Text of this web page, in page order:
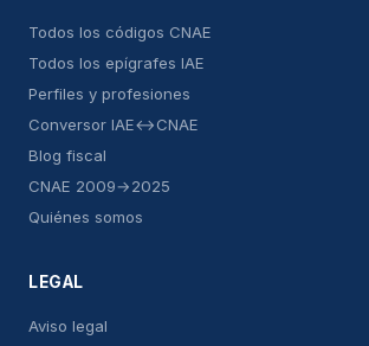
Todos los códigos CNAE
Todos los epígrafes IAE
Perfiles y profesiones
Conversor IAE↔CNAE
Blog fiscal
CNAE 2009→2025
Quiénes somos
LEGAL
Aviso legal